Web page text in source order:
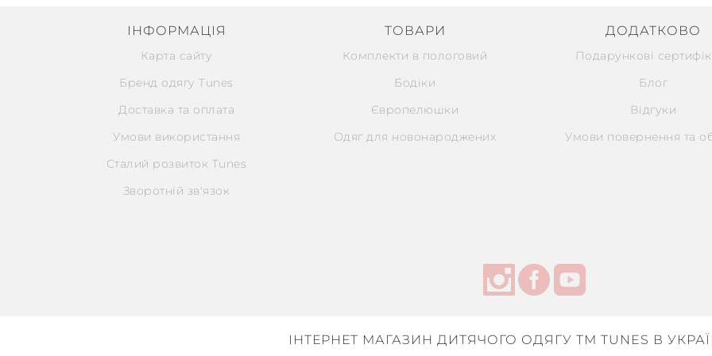
ІНФОРМАЦІЯ
Карта сайту
Бренд одягу Tunes
Доставка та оплата
Умови використання
Сталий розвиток Tunes
Зворотній зв'язок
ТОВАРИ
Комплекти в пологовий
Бодіки
Європелюшки
Одяг для новонароджених
ДОДАТКОВО
Подарункові
Блог
Відгуки
Умови повернення та
ІНТЕРНЕТ МАГАЗИН ДИТЯЧОГО ОДЯГУ ТМ TUNES В